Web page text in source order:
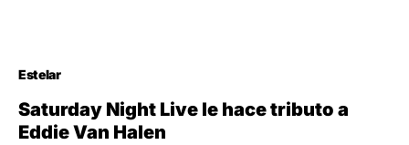
Estelar
Saturday Night Live le hace tributo a
Eddie Van Halen